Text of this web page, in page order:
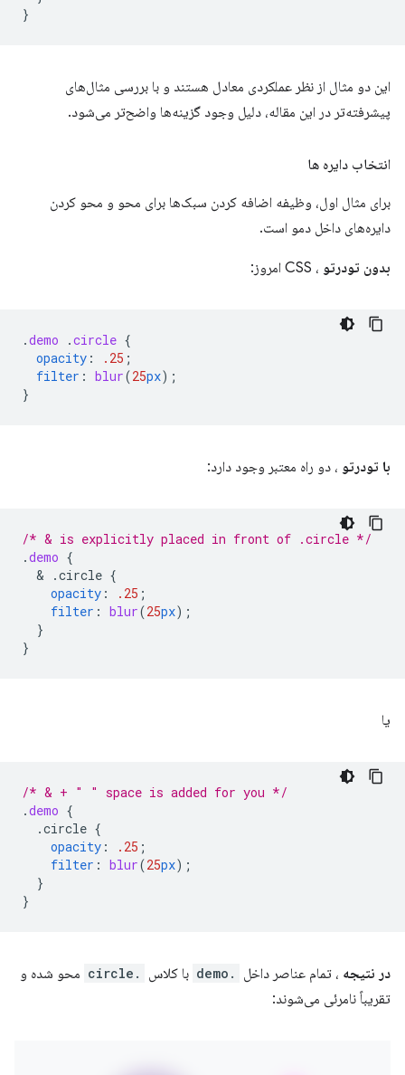
}
این دو مثال از نظر عملکردی معادل هستند و با بررسی مثال‌های
پیشرفته‌تر در این مقاله، دلیل وجود گزینه‌ها واضح‌تر می‌شود.
انتخاب دایره ها
برای مثال اول، وظیفه اضافه کردن سبک‌ها برای محو و محو کردن
دایره‌های داخل دمو است.
بدون تودرتو ، CSS امروز:
.demo .circle {
opacity : .25 ;
filter : blur(25px);
}
با تودرتو ، دو راه معتبر وجود دارد:
/* & is explicitly placed in front of .circle */
.demo {
  &
.circle {
opacity : .25 ;
filter : blur(25px);
}
}
یا
/* & + " " space is added for you */
.demo {
.circle {
opacity : .25 ;
filter : blur(25px);
}
}
در نتیجه ، تمام عناصر داخل .demo با کلاس .circle
محو شده و
تقریباً نامرئی می‌شوند: